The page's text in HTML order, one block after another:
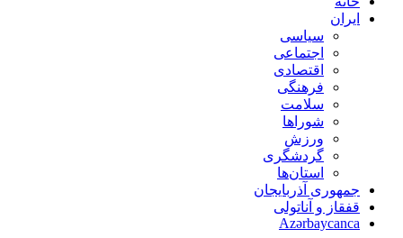
ایران
سیاسی
اجتماعی
اقتصادی
فرهنگی
سلامت
شوراها
ورزش
گردشگری
استان‌ها
جمهوری آذربایجان
قفقاز و آناتولی
Azərbaycanca